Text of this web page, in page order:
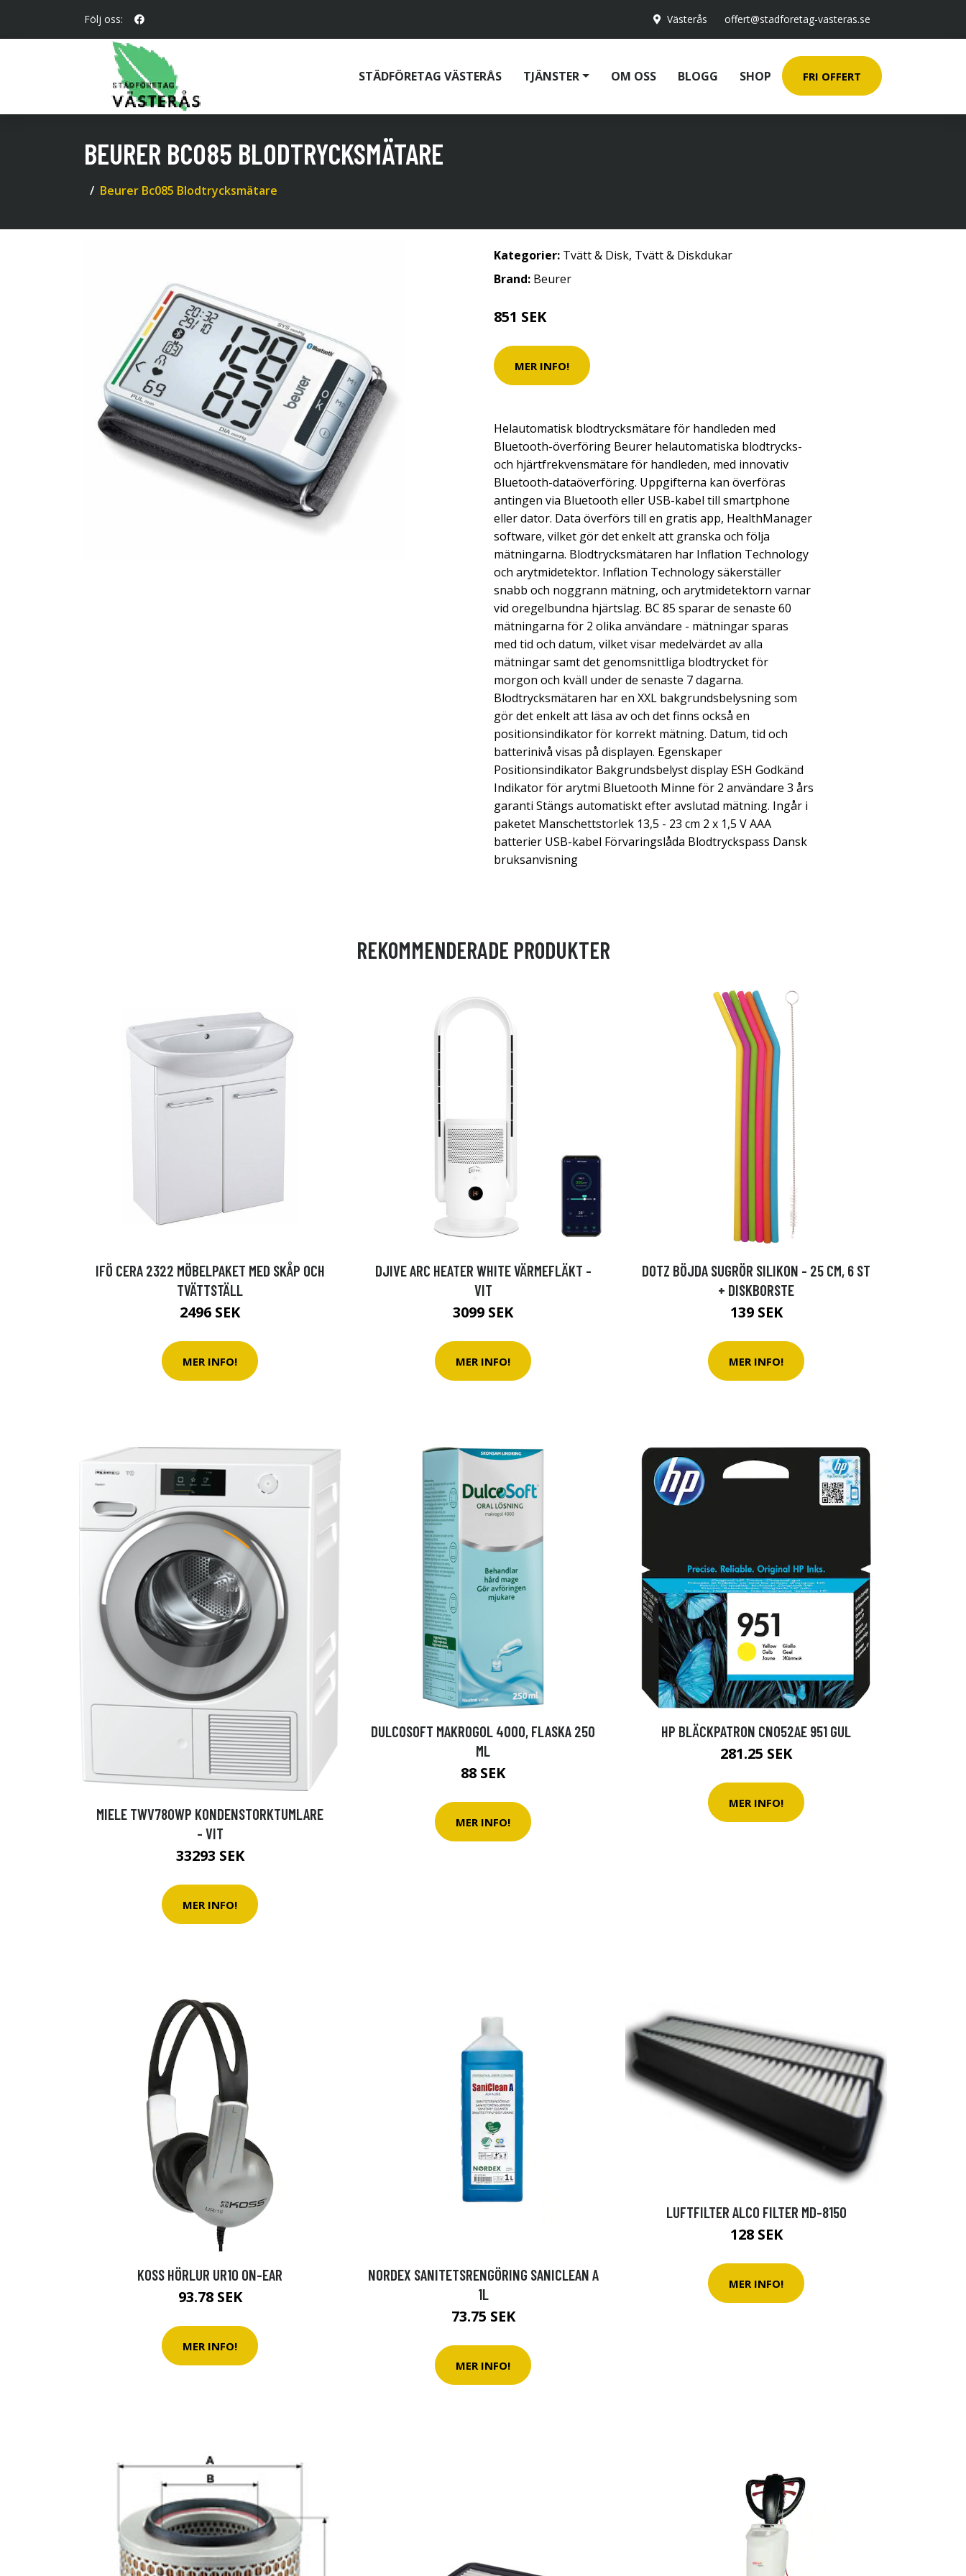
Följ oss: Västerås offert@stadforetag-vasteras.se
STÄDFÖRETAG VÄSTERÅS TJÄNSTER OM OSS BLOGG SHOP FRI OFFERT
BEURER BC085 BLODTRYCKSMÄTARE
Beurer Bc085 Blodtrycksmätare
Kategorier: Tvätt & Disk, Tvätt & Diskdukar
Brand: Beurer
851 SEK
MER INFO!
Helautomatisk blodtrycksmätare för handleden med
Bluetooth-överföring Beurer helautomatiska blodtrycks-
och hjärtfrekvensmätare för handleden, med innovativ
Bluetooth-dataöverföring. Uppgifterna kan överföras
antingen via Bluetooth eller USB-kabel till smartphone
eller dator. Data överförs till en gratis app, HealthManager
software, vilket gör det enkelt att granska och följa
mätningarna. Blodtrycksmätaren har Inflation Technology
och arytmidetektor. Inflation Technology säkerställer
snabb och noggrann mätning, och arytmidetektorn varnar
vid oregelbundna hjärtslag. BC 85 sparar de senaste 60
mätningarna för 2 olika användare - mätningar sparas
med tid och datum, vilket visar medelvärdet av alla
mätningar samt det genomsnittliga blodtrycket för
morgon och kväll under de senaste 7 dagarna.
Blodtrycksmätaren har en XXL bakgrundsbelysning som
gör det enkelt att läsa av och det finns också en
positionsindikator för korrekt mätning. Datum, tid och
batterinivå visas på displayen. Egenskaper
Positionsindikator Bakgrundsbelyst display ESH Godkänd
Indikator för arytmi Bluetooth Minne för 2 användare 3 års
garanti Stängs automatiskt efter avslutad mätning. Ingår i
paketet Manschettstorlek 13,5 - 23 cm 2 x 1,5 V AAA
batterier USB-kabel Förvaringslåda Blodtryckspass Dansk
bruksanvisning
REKOMMENDERADE PRODUKTER
IFÖ CERA 2322 MÖBELPAKET MED SKÅP OCH
TVÄTTSTÄLL
2496 SEK
MER INFO!
DJIVE ARC HEATER WHITE VÄRMEFLÄKT -
VIT
3099 SEK
MER INFO!
DOTZ BÖJDA SUGRÖR SILIKON - 25 CM, 6 ST
+ DISKBORSTE
139 SEK
MER INFO!
MIELE TWV780WP KONDENSTORKTUMLARE
- VIT
33293 SEK
MER INFO!
DULCOSOFT MAKROGOL 4000, FLASKA 250
ML
88 SEK
MER INFO!
HP BLÄCKPATRON CN052AE 951 GUL
281.25 SEK
MER INFO!
KOSS HÖRLUR UR10 ON-EAR
93.78 SEK
MER INFO!
NORDEX SANITETSRENGÖRING SANICLEAN A
1L
73.75 SEK
MER INFO!
LUFTFILTER ALCO FILTER MD-8150
128 SEK
MER INFO!